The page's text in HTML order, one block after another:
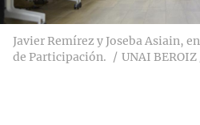
Javier Remírez y Joseba Asiain,
de Participación.
UNAI BEROIZ